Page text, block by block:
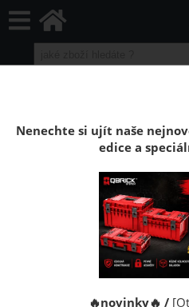
Organizér nářadí
RED
Organizér nářadí Qbrick
RED je pro organizovaní
spojovacího materiálu.
Nenechte si ujít naše
edice a
🔥novinky🔥 /